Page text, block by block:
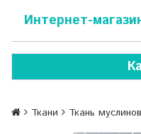
Интернет-
Ткани Ткань